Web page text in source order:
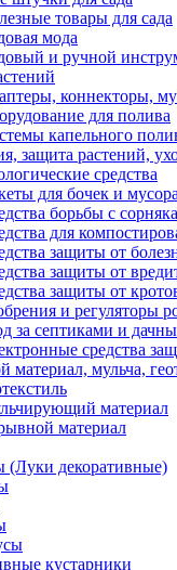
товары для сада
мода
и ручной
коннекторы,
для полива
капельного
защита растений,
средства
для бочек и мусора
борьбы с
для
защиты от
защиты от
защиты от
и регуляторы
за септиками и
средства
материал, мульча,
материал
материал
декоративные)
кустарники